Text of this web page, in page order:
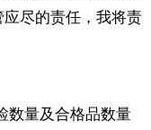
尽的责任，我将责
数量及合格品数量